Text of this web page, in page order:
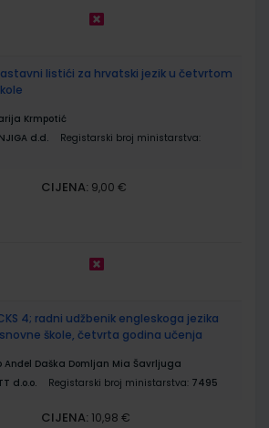
nastavni listići za hrvatski jezik u četvrtom
Krmpotić
d.d.
Registarski broj ministarstva:
CIJENA: 9,00 €
4; radni udžbenik engleskoga jezika
škole, četvrta godina učenja
Anđel Daška Domljan Mia Šavrljuga
d.o.o. Registarski broj ministarstva: 7495
CIJENA: 10,98 €